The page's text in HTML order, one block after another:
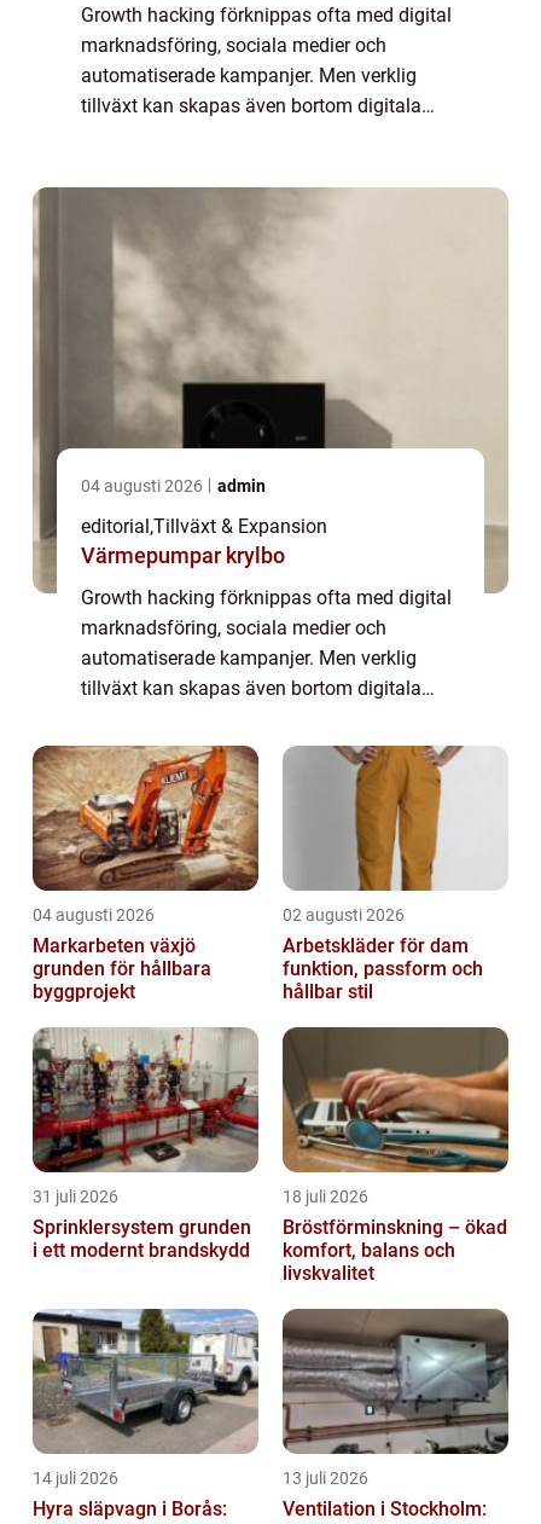
Growth hacking förknippas ofta med digital
marknadsföring, sociala medier och
automatiserade kampanjer. Men verklig
tillväxt kan skapas även bortom digitala
04 augusti 2026 admin
editorial ,Tillväxt & Expansion
Värmepumpar krylbo
Growth hacking förknippas ofta med digital
marknadsföring, sociala medier och
automatiserade kampanjer. Men verklig
tillväxt kan skapas även bortom digitala
ibland analoga strategier. Att...
04 augusti 2026
Markarbeten växjö
grunden för hållbara
byggprojekt
02 augusti 2026
Arbetskläder för dam
funktion, passform och
hållbar stil
31 juli 2026
Sprinklersystem grunden
i ett modernt brandskydd
18 juli 2026
Bröstförminskning – ökad
komfort, balans och
livskvalitet
14 juli 2026
Hyra släpvagn i Borås:
13 juli 2026
Ventilation i Stockholm: